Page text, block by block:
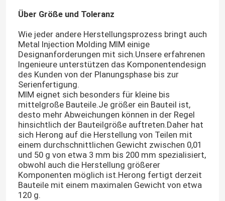
Über Größe und Toleranz
Wie jeder andere Herstellungsprozess bringt auch
Metal Injection Molding MIM einige
Designanforderungen mit sich.Unsere erfahrenen
Ingenieure unterstützen das Komponentendesign
des Kunden von der Planungsphase bis zur
Serienfertigung.
MIM eignet sich besonders für kleine bis
mittelgroße Bauteile.Je größer ein Bauteil ist,
desto mehr Abweichungen können in der Regel
hinsichtlich der Bauteilgröße auftreten.Daher hat
sich Herong auf die Herstellung von Teilen mit
einem durchschnittlichen Gewicht zwischen 0,01
und 50 g von etwa 3 mm bis 200 mm spezialisiert,
obwohl auch die Herstellung größerer
Komponenten möglich ist.Herong fertigt derzeit
Bauteile mit einem maximalen Gewicht von etwa
120 g.